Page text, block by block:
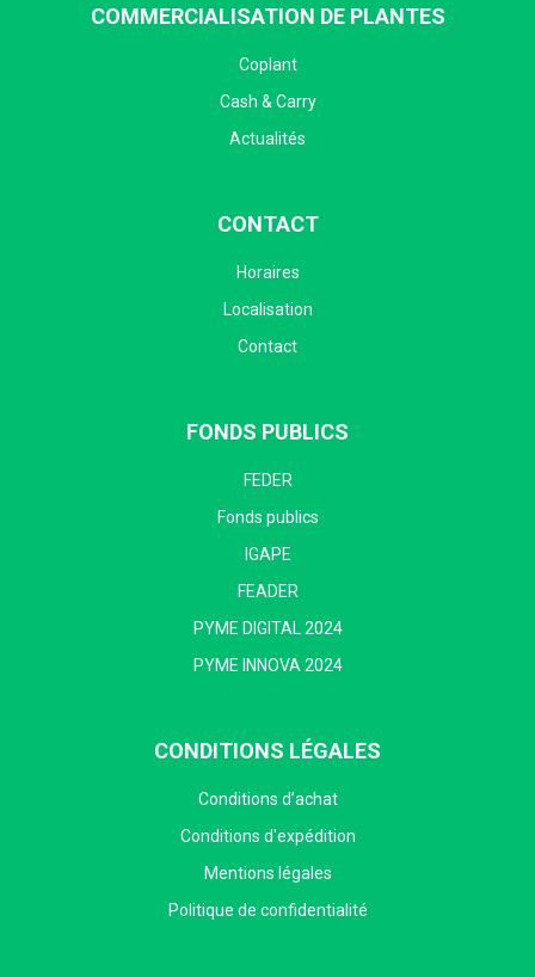
COMMERCIALISATION DE PLANTES
Coplant
Cash & Carry
Actualités
CONTACT
Horaires
Localisation
Contact
FONDS PUBLICS
FEDER
Fonds publics
IGAPE
FEADER
PYME DIGITAL 2024
PYME INNOVA 2024
CONDITIONS LÉGALES
Conditions d’achat
Conditions d'expédition
Mentions légales
Politique de confidentialité